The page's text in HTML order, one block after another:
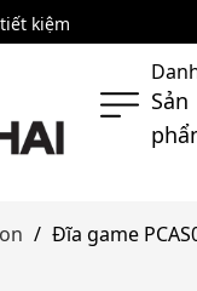
tiết kiệm
Sản
/ Đĩa game